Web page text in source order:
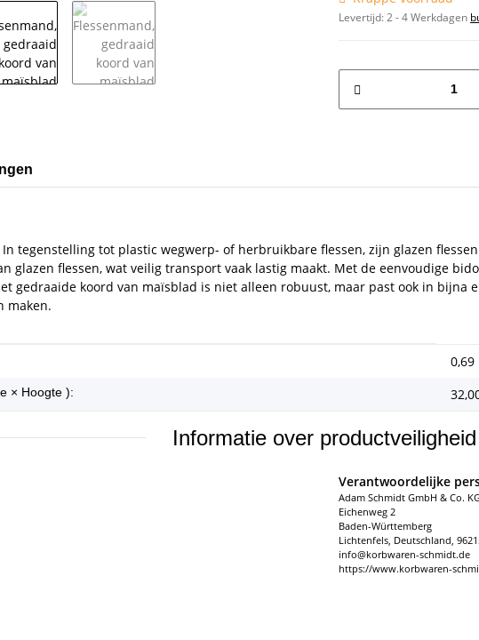
Levertijd:2 - 4 Werkdagen
tegenstelling tot plastic wegwerp- of herbruikbare flessen, zijn glazen
glazen flessen, wat veilig transport vaak lastig maakt. Met de eenvoudige
gedraaide koord van maïsblad is niet alleen robuust, maar past ook in bijna
maken.
0,69
× Hoogte ):
Informatie over productveiligheid
Verantwoordelijke
Adam Schmidt GmbH & Co.
Eichenweg 2
Baden-Württemberg
Lichtenfels, Deutschland,
info@korbwaren-schmidt.de
https://www.korbwaren-